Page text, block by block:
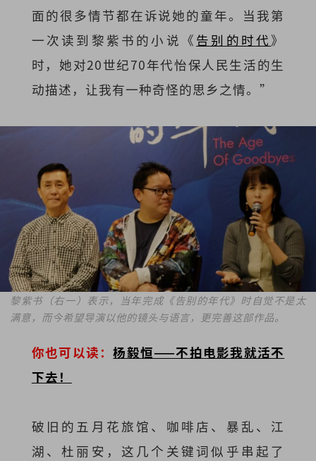
面的很多情节都在诉说她的童年。当我第
一次读到黎紫书的小说《 告别的时代》
时，她对20世纪70年代怡保人民生活的生
动描述，让我有一种奇怪的思乡之情。”
黎紫书（右一）表示，当年完成《告别的年代》时自觉不是太
满意，而今希望导演以他的镜头与语言，更完善这部作品。
你也可以读：杨毅恒——不拍电影我就活不
下去！
破旧的五月花旅馆、咖啡店、暴乱、江
湖、杜丽安，这几个关键词似乎串起了